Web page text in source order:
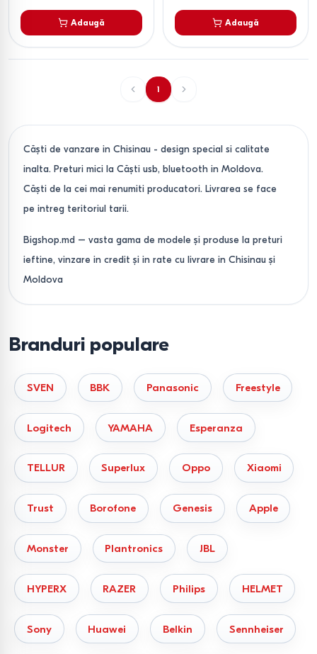
Adaugă Adaugă
1
Căşti de vanzare in Chisinau - design special si calitate
inalta. Preturi mici la Căşti usb, bluetooth in Moldova.
Căşti de la cei mai renumiti producatori. Livrarea se face
pe intreg teritoriul tarii.
Bigshop.md – vasta gama de modele și produse la preturi
ieftine, vinzare in credit și in rate cu livrare in Chisinau și
Moldova
Branduri populare
SVEN BBK Panasonic Freestyle
Logitech YAMAHA Esperanza
TELLUR Superlux Oppo Xiaomi
Trust Borofone Genesis Apple
Monster Plantronics JBL
HYPERX RAZER Philips HELMET
Sony Huawei Belkin Sennheiser